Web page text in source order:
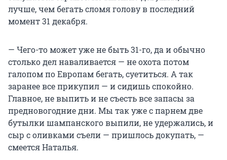
лучше, чем бегать сломя голову в последний
момент 31 декабря.
— Чего-то может уже не быть 31-го, да и обычно
столько дел наваливается — не охота потом
галопом по Европам бегать, суетиться. А так
заранее все прикупил — и сидишь спокойно.
Главное, не выпить и не съесть все запасы за
предновогодние дни. Мы так уже с парнем две
бутылки шампанского выпили, не удержались, и
сыр с оливками съели — пришлось докупать, —
смеется Наталья.